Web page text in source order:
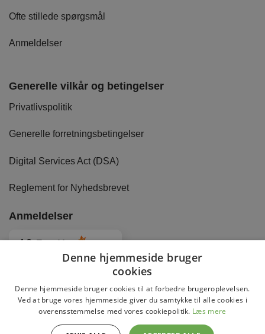
Ofte stillede spørgsmål
Anmeldelser
Generelle vilkår og betingelser
Privatlivspolitik
Generelle forretningsbetingelser
Digital Services Act (DSA)
Reglement for Nyhedsbrevet
Anmeldelser
4.8
Copyright 2026 © DaviBikes.dk
Denne hjemmeside bruger
cookies
Denne hjemmeside bruger cookies til at forbedre brugeroplevelsen.
Ved at bruge vores hjemmeside giver du samtykke til alle cookies i
overensstemmelse med vores cookiepolitik. Læs mere